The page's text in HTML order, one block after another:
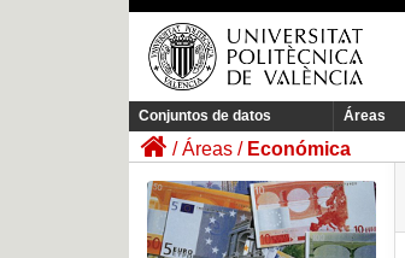
Conjuntos de datos Áreas
Áreas Económica